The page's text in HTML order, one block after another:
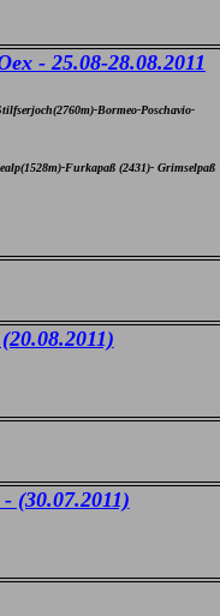
- 25.08-28.08.2011
Bormeo-Poschavio-
Furkapaß (2431)- Grimselpaß
(30.07.2011)